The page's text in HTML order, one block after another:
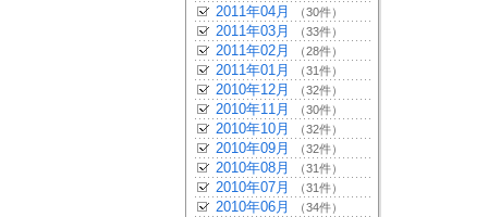
2011年04月 （30件）
2011年03月 （33件）
2011年02月 （28件）
2011年01月 （31件）
2010年12月 （32件）
2010年11月 （30件）
2010年10月 （32件）
2010年09月 （32件）
2010年08月 （31件）
2010年07月 （31件）
2010年06月 （34件）